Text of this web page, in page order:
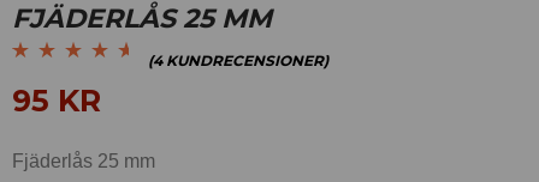
FJÄDERLÅS 25 MM
av 5 baserat på
(4KUNDRECENSIONER)
95 KR
Fjäderlås 25 mm